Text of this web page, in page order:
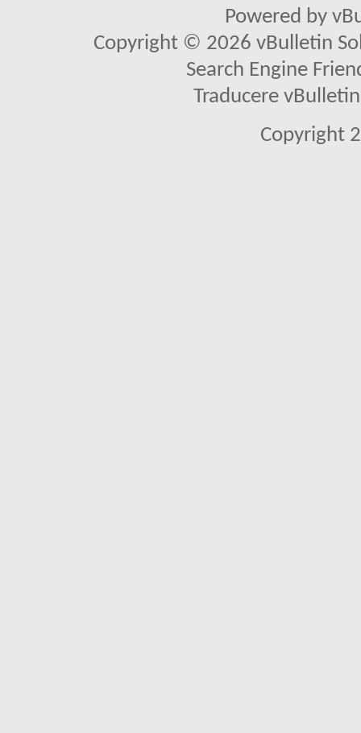
Powered by
Copyright © 2026 vBulletin
Search Engine
Traducere
Copyright